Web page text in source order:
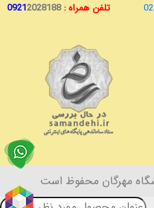
تلفن همراه : 09212028188
مهرگان محفوظ است